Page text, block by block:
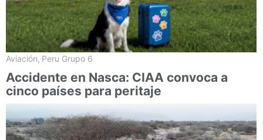
Aviación, Peru Grupo 6
Accidente en Nasca: CIAA convoca a
cinco países para peritaje